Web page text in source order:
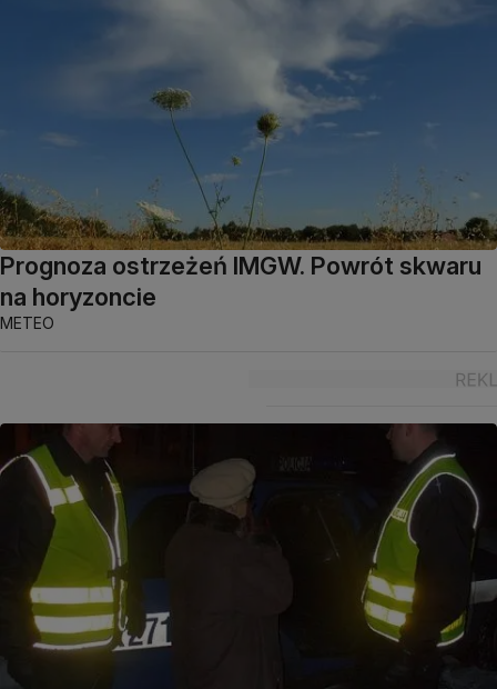
Prognoza ostrzeżeń IMGW. Powrót skwaru
na horyzoncie
METEO